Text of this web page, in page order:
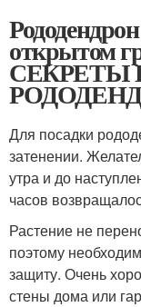
открытом
СЕКРЕТЫ
Для посадки
затенении.
утра и до
часов
Растение не
поэтому
защиту. Очень
стены дома или